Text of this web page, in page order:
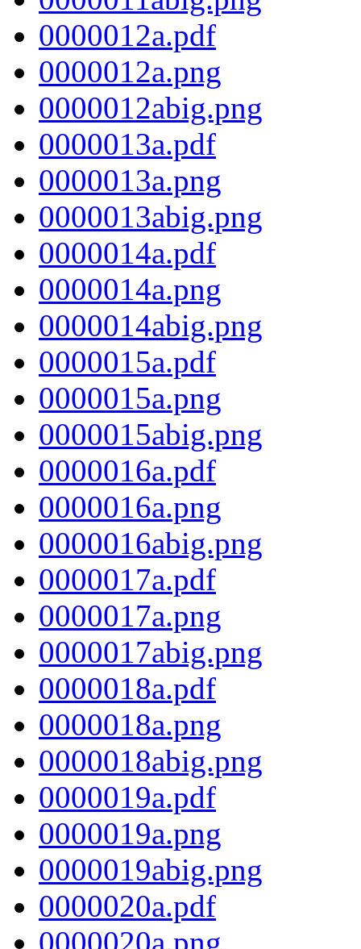
0000012a.pdf
0000012a.png
0000012abig.png
0000013a.pdf
0000013a.png
0000013abig.png
0000014a.pdf
0000014a.png
0000014abig.png
0000015a.pdf
0000015a.png
0000015abig.png
0000016a.pdf
0000016a.png
0000016abig.png
0000017a.pdf
0000017a.png
0000017abig.png
0000018a.pdf
0000018a.png
0000018abig.png
0000019a.pdf
0000019a.png
0000019abig.png
0000020a.pdf